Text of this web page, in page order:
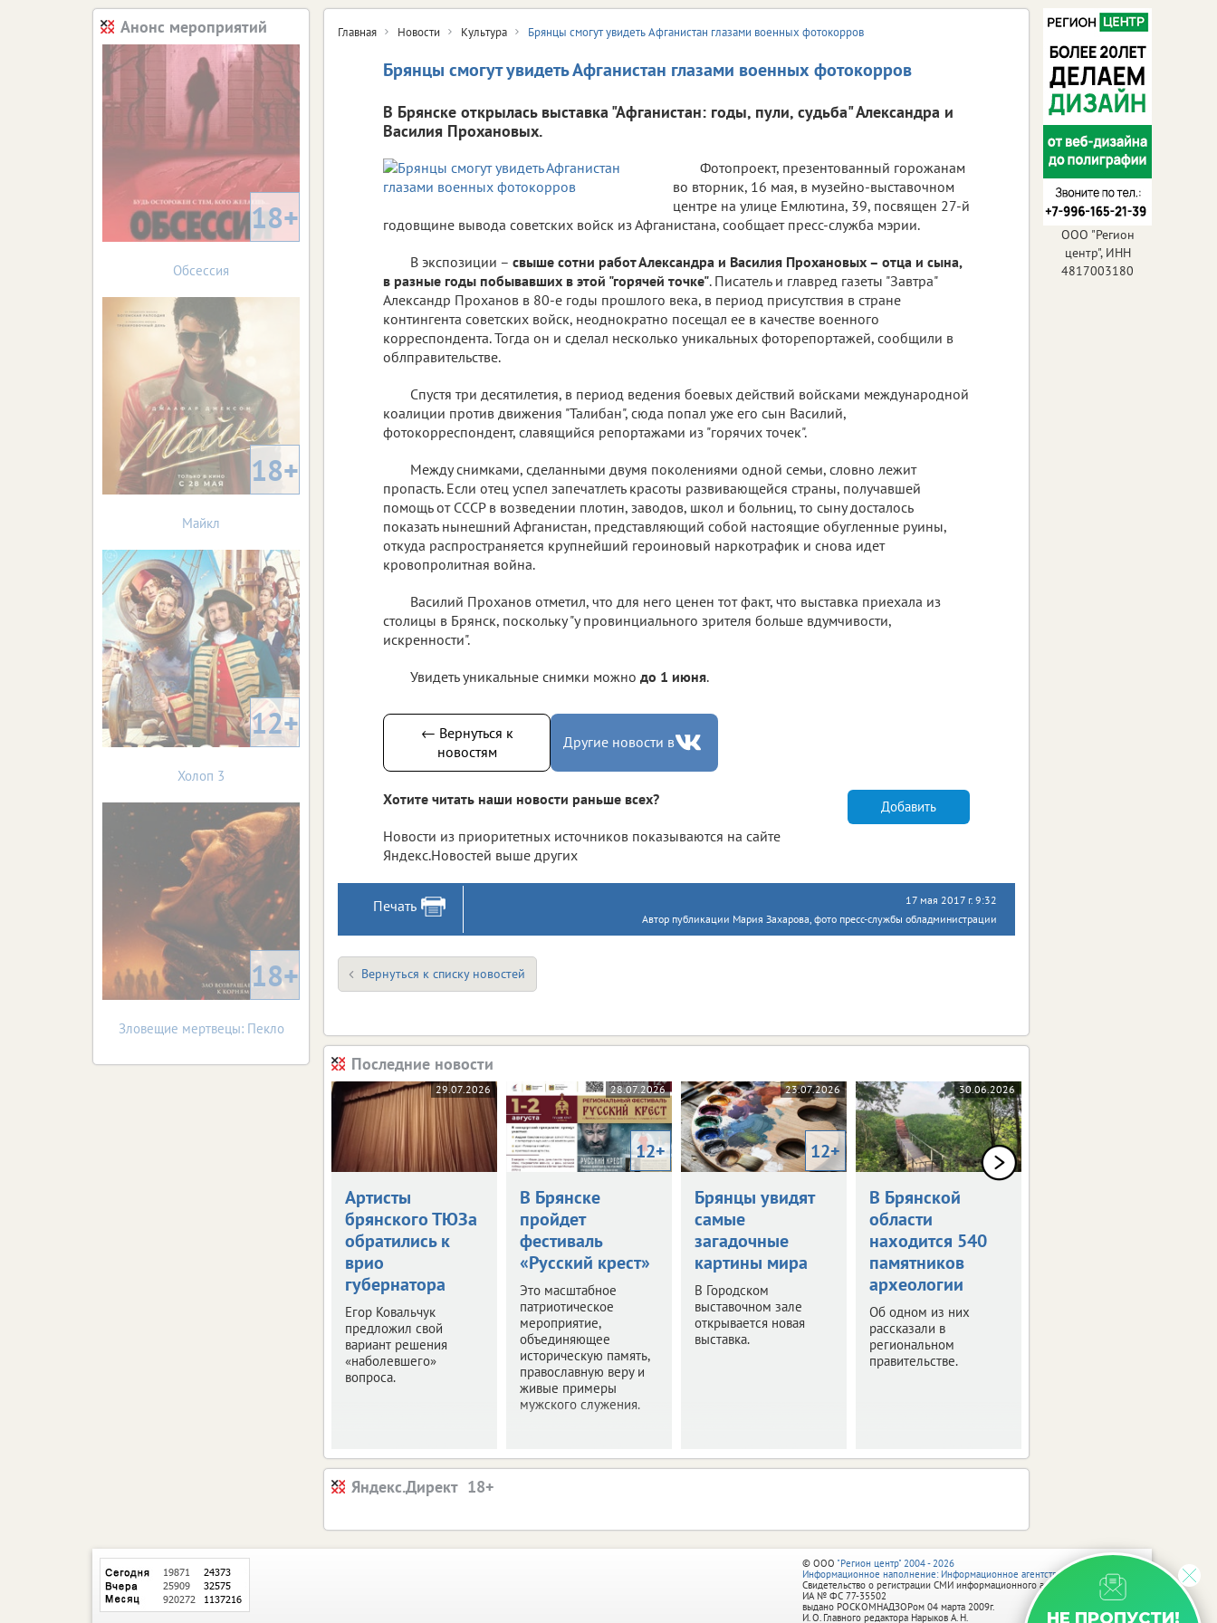
Главная Новости Культура Брянцы смогут увидеть Афганистан глазами военных фотокорров
Брянцы смогут увидеть Афганистан глазами военных фотокорров
В Брянске открылась выставка "Афганистан: годы, пули, судьба" Александра и
Василия Прохановых.
Фотопроект, презентованный горожанам
во вторник, 16 мая, в музейно-выставочном
центре на улице Емлютина, 39, посвящен 27-й
годовщине вывода советских войск из Афганистана, сообщает пресс-служба мэрии.
В экспозиции – свыше сотни работ Александра и Василия Прохановых – отца и сына,
в разные годы побывавших в этой "горячей точке". Писатель и главред газеты "Завтра"
Александр Проханов в 80-е годы прошлого века, в период присутствия в стране
контингента советских войск, неоднократно посещал ее в качестве военного
корреспондента. Тогда он и сделал несколько уникальных фоторепортажей, сообщили в
облправительстве.
Спустя три десятилетия, в период ведения боевых действий войсками международной
коалиции против движения "Талибан", сюда попал уже его сын Василий,
фотокорреспондент, славящийся репортажами из "горячих точек".
Между снимками, сделанными двумя поколениями одной семьи, словно лежит
пропасть. Если отец успел запечатлеть красоты развивающейся страны, получавшей
помощь от СССР в возведении плотин, заводов, школ и больниц, то сыну досталось
показать нынешний Афганистан, представляющий собой настоящие обугленные руины,
откуда распространяется крупнейший героиновый наркотрафик и снова идет
кровопролитная война.
Василий Проханов отметил, что для него ценен тот факт, что выставка приехала из
столицы в Брянск, поскольку "у провинциального зрителя больше вдумчивости,
искренности".
Увидеть уникальные снимки можно до 1 июня.
← Вернуться к
новостям
Другие новости в
Хотите читать наши новости раньше всех?
Новости из приоритетных источников показываются на сайте
Яндекс.Новостей выше других
Добавить
Печать
17 мая 2017 г. 9:32
Автор публикации Мария Захарова, фото пресс-службы обладминистрации
Вернуться к списку новостей
Последние новости
29.07.2026
Артисты
брянского ТЮЗа
обратились к
врио
губернатора
Егор Ковальчук
предложил свой
вариант решения
«наболевшего»
вопроса.
28.07.2026
12+
В Брянске
пройдет
фестиваль
«Русский крест»
Это масштабное
патриотическое
мероприятие,
объединяющее
историческую память,
православную веру и
живые примеры
мужского служения.
23.07.2026
12+
Брянцы увидят
самые
загадочные
картины мира
В Городском
выставочном зале
открывается новая
выставка.
30.06.2026
В Брянской
области
находится 540
памятников
археологии
Об одном из них
рассказали в
региональном
правительстве.
Яндекс.Директ
Анонс мероприятий
18+
Обсессия
18+
Майкл
12+
Холоп 3
18+
Зловещие мертвецы: Пекло
ООО "Регион
центр", ИНН
4817003180
НЕ ПРОПУСТИ!
© ООО "Регион центр" 2004 - 2026
Информационное наполнение: Информационное агентство vRossii.ru
Свидетельство о регистрации СМИ информационного агентства vRossii.ru
ИА № ФС 77‑35502
выдано РОСКОМНАДЗОРом 04 марта 2009г.
И. О. Главного редактора Нарыков А. Н.